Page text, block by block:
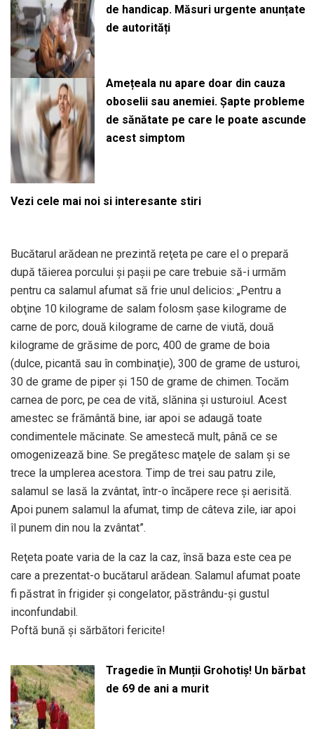
de handicap. Măsuri urgente anunțate
de autorități
Amețeala nu apare doar din cauza
oboselii sau anemiei. Șapte probleme
de sănătate pe care le poate ascunde
acest simptom
Vezi cele mai noi si interesante stiri
Bucătarul arădean ne prezintă reţeta pe care el o prepară
după tăierea porcului şi paşii pe care trebuie să-i urmăm
pentru ca salamul afumat să frie unul delicios: „Pentru a
obţine 10 kilograme de salam folosm şase kilograme de
carne de porc, două kilograme de carne de viută, două
kilograme de grăsime de porc, 400 de grame de boia
(dulce, picantă sau în combinaţie), 300 de grame de usturoi,
30 de grame de piper şi 150 de grame de chimen. Tocăm
carnea de porc, pe cea de vită, slănina şi usturoiul. Acest
amestec se frământă bine, iar apoi se adaugă toate
condimentele măcinate. Se amestecă mult, până ce se
omogenizează bine. Se pregătesc maţele de salam şi se
trece la umplerea acestora. Timp de trei sau patru zile,
salamul se lasă la zvântat, într-o încăpere rece şi aerisită.
Apoi punem salamul la afumat, timp de câteva zile, iar apoi
îl punem din nou la zvântat”.
Reţeta poate varia de la caz la caz, însă baza este cea pe
care a prezentat-o bucătarul arădean. Salamul afumat poate
fi păstrat în frigider şi congelator, păstrându-şi gustul
inconfundabil.
Poftă bună și sărbători fericite!
Tragedie în Munții Grohotiș! Un bărbat
de 69 de ani a murit